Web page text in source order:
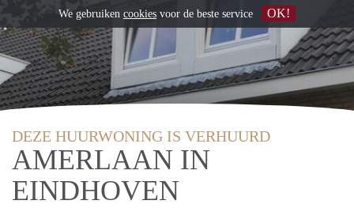
DEZE HUURWONING IS VERHUURD
AMERLAAN IN
EINDHOVEN
We gebruiken cookies voor de beste service OK!